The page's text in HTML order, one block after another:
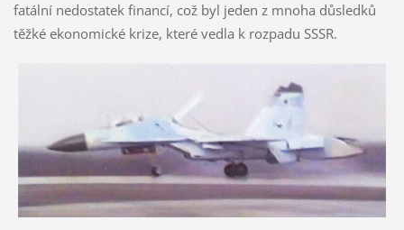
fatální nedostatek financí, což byl jeden z mnoha důsledků
těžké ekonomické krize, které vedla k rozpadu SSSR.